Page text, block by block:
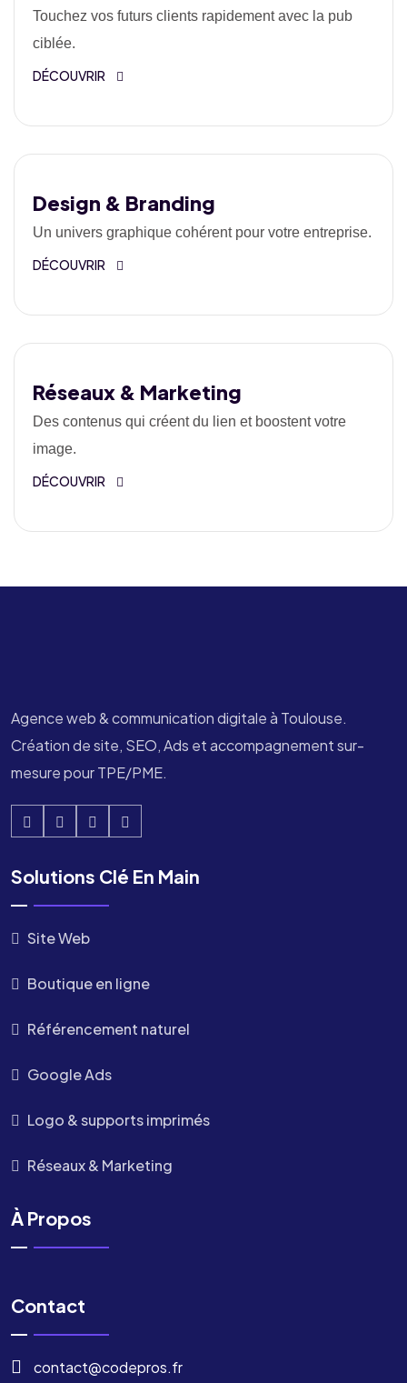
Touchez vos futurs clients rapidement avec la pub
ciblée.
DÉCOUVRIR
Design & Branding
Un univers graphique cohérent pour votre entreprise.
DÉCOUVRIR
Réseaux & Marketing
Des contenus qui créent du lien et boostent votre
image.
DÉCOUVRIR
Agence web & communication digitale à Toulouse.
Création de site, SEO, Ads et accompagnement sur-
mesure pour TPE/PME.
Solutions Clé En Main
Site Web
Boutique en ligne
Référencement naturel
Google Ads
Logo & supports imprimés
Réseaux & Marketing
À Propos
Contact
contact@codepros.fr